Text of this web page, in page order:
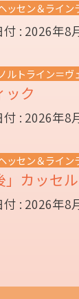
ッセン＆ライン
付 : 2026年8
ノルトライン＝ヴ
ック
付 : 2026年8
ッセン＆ライン
」カッセ
付 : 2026年8